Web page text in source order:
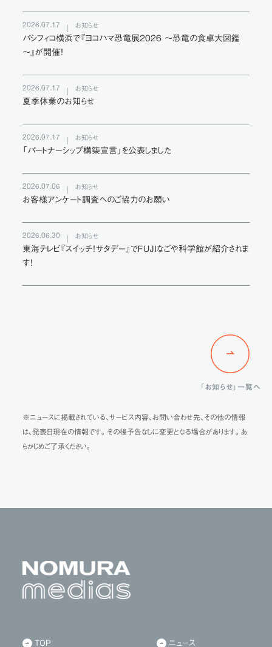
2026.07.17 お知らせ
パシフィコ横浜で『ヨコハマ恐竜展2026 ～恐竜の食卓大図鑑
～』が開催！
2026.07.17 お知らせ
夏季休業のお知らせ
2026.07.17 お知らせ
「パートナーシップ構築宣言」を公表しました
2026.07.06 お知らせ
お客様アンケート調査へのご協力のお願い
2026.06.30 お知らせ
東海テレビ『スイッチ！サタデー』でＦＵＪＩなごや科学館が紹介されま
す！
「お知らせ」一覧へ
※ニュースに掲載されている、サービス内容、お問い合わせ先、その他の情報
は、発表日現在の情報です。その後予告なしに変更となる場合があります。あ
らかじめご了承ください。
TOP ニュース